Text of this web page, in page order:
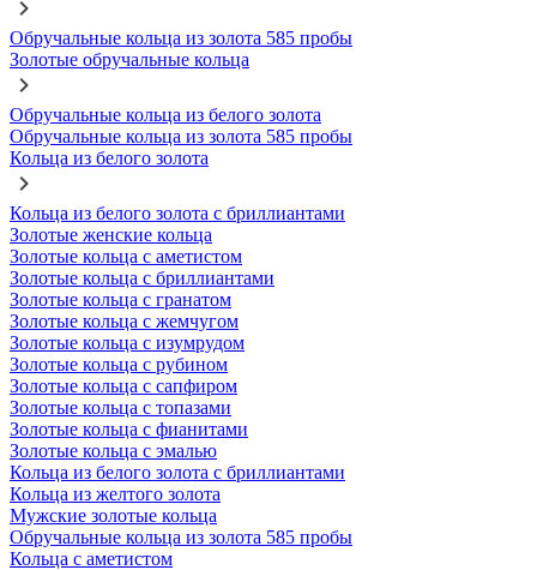
Обручальные кольца из золота 585 пробы
Золотые обручальные кольца
Обручальные кольца из белого золота
Обручальные кольца из золота 585 пробы
Кольца из белого золота
Кольца из белого золота с бриллиантами
Золотые женские кольца
Золотые кольца с аметистом
Золотые кольца с бриллиантами
Золотые кольца с гранатом
Золотые кольца с жемчугом
Золотые кольца с изумрудом
Золотые кольца с рубином
Золотые кольца с сапфиром
Золотые кольца с топазами
Золотые кольца с фианитами
Золотые кольца с эмалью
Кольца из белого золота с бриллиантами
Кольца из желтого золота
Мужские золотые кольца
Обручальные кольца из золота 585 пробы
Кольца с аметистом